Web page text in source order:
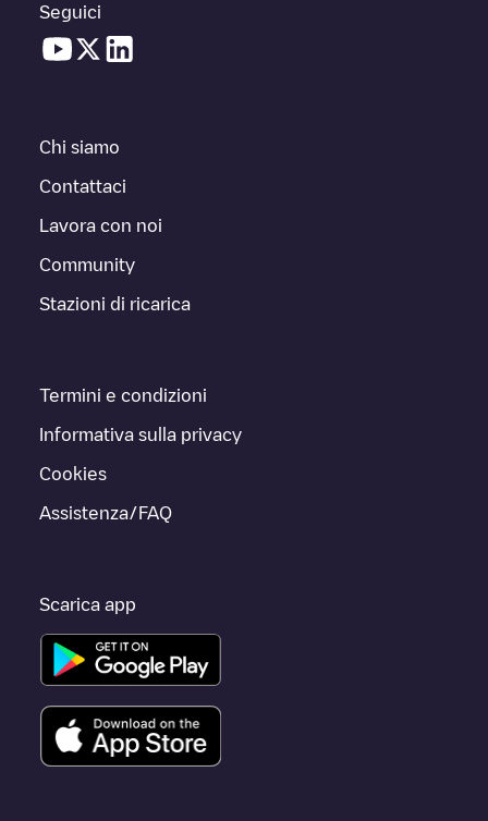
Seguici
Chi siamo
Contattaci
Lavora con noi
Community
Stazioni di ricarica
Termini e condizioni
Informativa sulla privacy
Cookies
Assistenza/FAQ
Scarica app